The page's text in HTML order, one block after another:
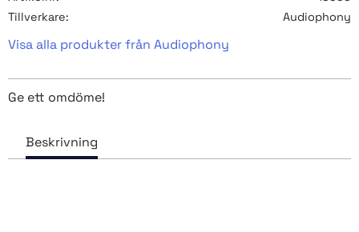
Tillverkare
Audiophony
Visa alla produkter från Audiophony
Ge ett omdöme!